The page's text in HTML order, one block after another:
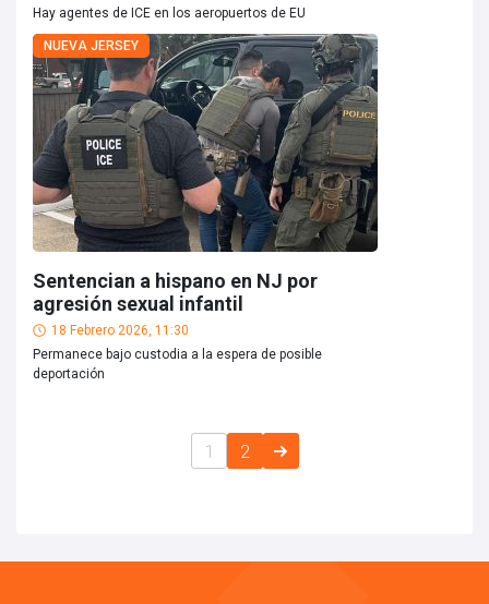
Hay agentes de ICE en los aeropuertos de EU
NUEVA JERSEY
Sentencian a hispano en NJ por
agresión sexual infantil
18 Febrero 2026, 11:30
Permanece bajo custodia a la espera de posible
deportación
1 2